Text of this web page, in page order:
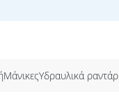
ΜάνικεςΥδραυλικά ραντάρ